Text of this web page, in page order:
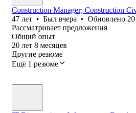
Construction Manager; Construction
47 лет • Был вчера • Обновлено
Рассматривает предложения
Общий опыт
20 лет 8 месяцев
Другие резюме
Ещё 1 резюме